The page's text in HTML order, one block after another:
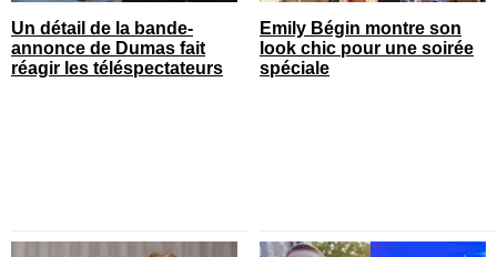
Un détail de la bande-
annonce de Dumas fait
réagir les téléspectateurs
Emily Bégin montre son
look chic pour une soirée
spéciale